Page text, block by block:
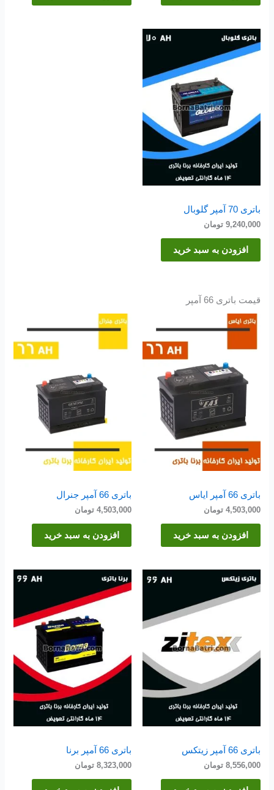
باتری 70 آمپر گلوبال
9,240,000 تومان
افزودن به سبد خرید
قیمت باتری 66 آمپر
باتری 66 آمپر ایاس
4,503,000 تومان
افزودن به سبد خرید
باتری 66 آمپر جنرال
4,503,000 تومان
افزودن به سبد خرید
باتری 66 آمپر زیتکس
8,556,000 تومان
باتری 66 آمپر برنا
8,323,000 تومان